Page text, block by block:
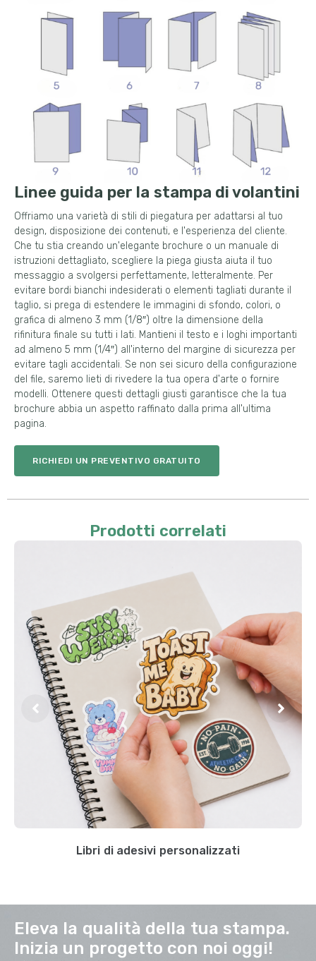
Linee guida per la stampa di volantini
Offriamo una varietà di stili di piegatura per adattarsi al tuo
design, disposizione dei contenuti, e l'esperienza del cliente.
Che tu stia creando un'elegante brochure o un manuale di
istruzioni dettagliato, scegliere la piega giusta aiuta il tuo
messaggio a svolgersi perfettamente, letteralmente. Per
evitare bordi bianchi indesiderati o elementi tagliati durante il
taglio, si prega di estendere le immagini di sfondo, colori, o
grafica di almeno 3 mm (1/8″) oltre la dimensione della
rifinitura finale su tutti i lati. Mantieni il testo e i loghi importanti
ad almeno 5 mm (1/4″) all'interno del margine di sicurezza per
evitare tagli accidentali. Se non sei sicuro della configurazione
del file, saremo lieti di rivedere la tua opera d'arte o fornire
modelli. Ottenere questi dettagli giusti garantisce che la tua
brochure abbia un aspetto raffinato dalla prima all'ultima
pagina.
RICHIEDI UN PREVENTIVO GRATUITO
Prodotti correlati
Libri di adesivi personalizzati
Eleva la qualità della tua stampa.
Inizia un progetto con noi oggi!